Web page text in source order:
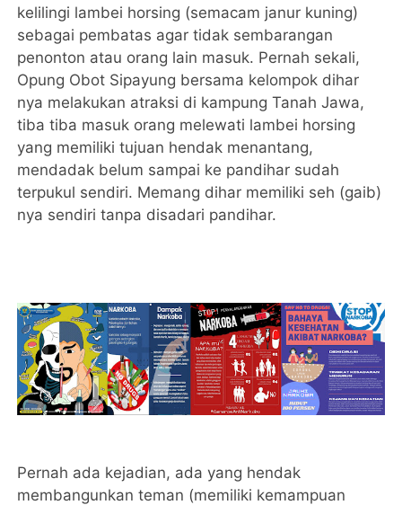
kelilingi lambei horsing (semacam janur kuning)
sebagai pembatas agar tidak sembarangan
penonton atau orang lain masuk. Pernah sekali,
Opung Obot Sipayung bersama kelompok dihar
nya melakukan atraksi di kampung Tanah Jawa,
tiba tiba masuk orang melewati lambei horsing
yang memiliki tujuan hendak menantang,
mendadak belum sampai ke pandihar sudah
terpukul sendiri. Memang dihar memiliki seh (gaib)
nya sendiri tanpa disadari pandihar.
Pernah ada kejadian, ada yang hendak
membangunkan teman (memiliki kemampuan